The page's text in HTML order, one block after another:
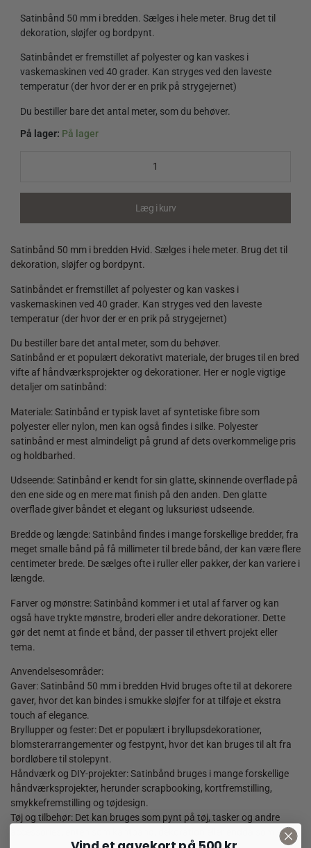
Satinbånd 50 mm i bredden. Sælges i hele meter. Brug det til
dekoration, sløjfer og bordpynt.
Satinbåndet er fremstillet af polyester og kan vaskes i
vaskemaskinen ved 40 grader. Kan stryges ved den laveste
temperatur (der hvor der er en prik på strygejernet)
Du bestiller bare det antal meter, som du behøver.
På lager: På lager
Satinbånd
Læg i kurv
Satinbånd 50 mm i bredden Hvid. Sælges i hele meter. Brug det til
dekoration, sløjfer og bordpynt.
Satinbåndet er fremstillet af polyester og kan vaskes i
vaskemaskinen ved 40 grader. Kan stryges ved den laveste
temperatur (der hvor der er en prik på strygejernet)
Du bestiller bare det antal meter, som du behøver.
Satinbånd er et populært dekorativt materiale, der bruges til en bred
vifte af håndværksprojekter og dekorationer. Her er nogle vigtige
detaljer om satinbånd:
Materiale: Satinbånd er typisk lavet af syntetiske fibre som
polyester eller nylon, men kan også findes i silke. Polyester
satinbånd er mest almindeligt på grund af dets overkommelige pris
og holdbarhed.
Udseende: Satinbånd er kendt for sin glatte, skinnende overflade på
den ene side og en mere mat finish på den anden. Den glatte
overflade giver båndet et elegant og luksuriøst udseende.
Bredde og længde: Satinbånd findes i mange forskellige bredder, fra
meget smalle bånd på få millimeter til brede bånd, der kan være flere
centimeter brede. De sælges ofte i ruller eller pakker, der kan variere i
længde.
Farver og mønstre: Satinbånd kommer i et utal af farver og kan
også have trykte mønstre, broderi eller andre dekorationer. Dette
gør det nemt at finde et bånd, der passer til ethvert projekt eller
tema.
Anvendelsesområder:
Gaver: Satinbånd 50 mm i bredden Hvid bruges ofte til at dekorere
gaver, hvor det kan bindes i smukke sløjfer for at tilføje et ekstra
touch af elegance.
Bryllupper og fester: Det er populært i bryllupsdekorationer,
blomsterarrangementer og festpynt, hvor det kan bruges til alt fra
bordløbere til stolepynt.
Håndværk og DIY-projekter: Satinbånd bruges i mange forskellige
håndværksprojekter, herunder scrapbooking, kortfremstilling,
smykkefremstilling og tøjdesign.
Tøj og tilbehør: Det kan bruges som pynt på tøj, tasker og andre
accessories, enten som kantbånd, dekoration eller endda som seler.